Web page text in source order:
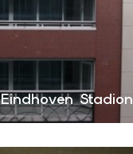
Eindhoven Stadion